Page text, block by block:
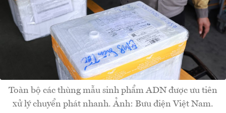
Toàn bộ các thùng mẫu sinh phẩm ADN được ưu tiên
xử lý chuyển phát nhanh. Ảnh: Bưu điện Việt Nam.